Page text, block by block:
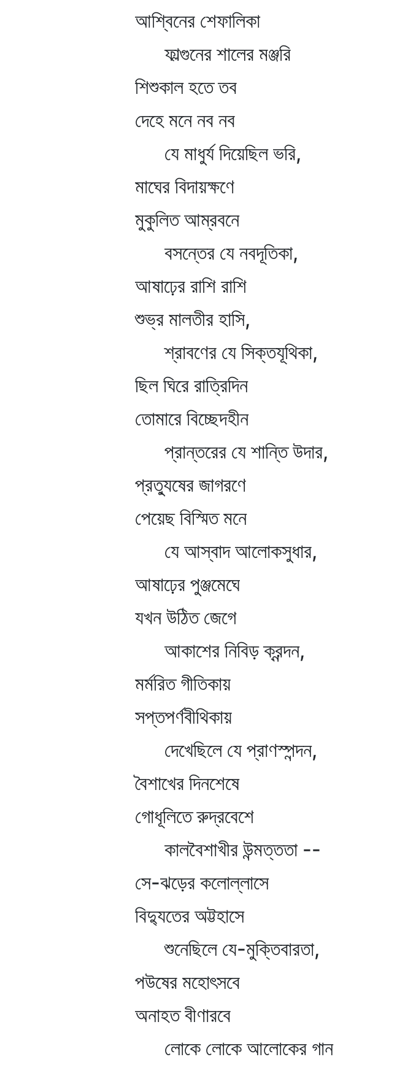
আশ্বিনের শেফালিকা
ফাল্গুনের শালের মঞ্জরি
শিশুকাল হতে তব
দেহে মনে নব নব
যে মাধুর্য দিয়েছিল ভরি,
মাঘের বিদায়ক্ষণে
মুকুলিত আম্রবনে
বসন্তের যে নবদূতিকা,
আষাঢ়ের রাশি রাশি
শুভ্র মালতীর হাসি,
শ্রাবণের যে সিক্তযূথিকা,
ছিল ঘিরে রাত্রিদিন
তোমারে বিচ্ছেদহীন
প্রান্তরের যে শান্তি উদার,
প্রত্যুষের জাগরণে
পেয়েছ বিস্মিত মনে
যে আস্বাদ আলোকসুধার,
আষাঢ়ের পুঞ্জমেঘে
যখন উঠিত জেগে
আকাশের নিবিড় ক্রন্দন,
মর্মরিত গীতিকায়
সপ্তপর্ণবীথিকায়
দেখেছিলে যে প্রাণস্পন্দন,
বৈশাখের দিনশেষে
গোধূলিতে রুদ্রবেশে
কালবৈশাখীর উন্মত্ততা --
সে-ঝড়ের কলোল্লাসে
বিদ্যুতের অট্টহাসে
শুনেছিলে যে-মুক্তিবারতা,
পউষের মহোৎসবে
অনাহত বীণারবে
লোকে লোকে আলোকের গান